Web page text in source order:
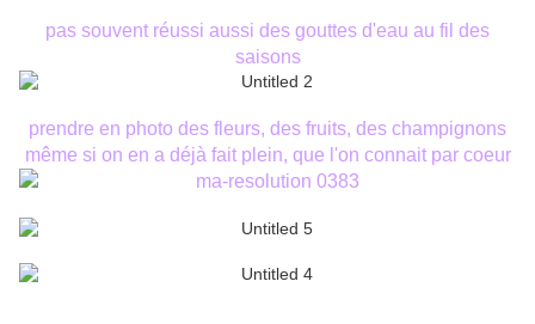
pas souvent réussi aussi des gouttes d'eau au fil des
saisons
prendre en photo des fleurs, des fruits, des champignons
même si on en a déjà fait plein, que l'on connait par coeur